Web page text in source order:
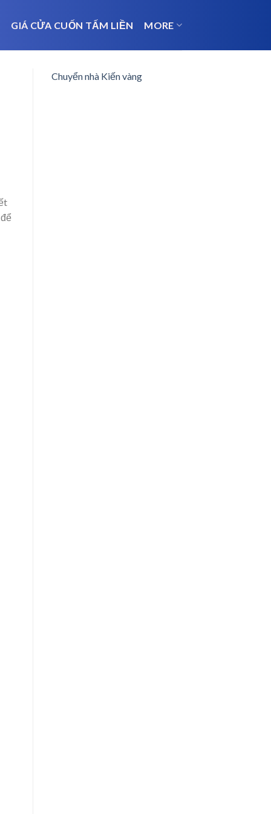
GIÁ CỬA CUỐN TẤM LIỀN MORE
Chuyển nhà Kiến vàng